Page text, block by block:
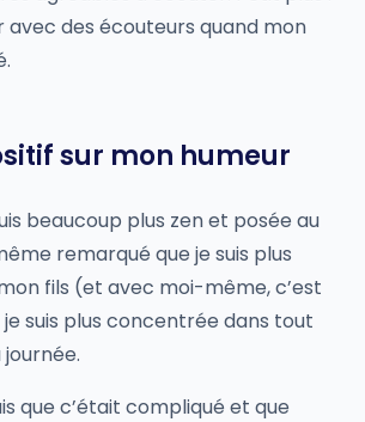
avec des écouteurs quand mon
sur mon humeur
beaucoup plus zen et posée au
remarqué que je suis plus
fils (et avec moi-même, c’est
je suis plus concentrée dans tout
que c’était compliqué et que